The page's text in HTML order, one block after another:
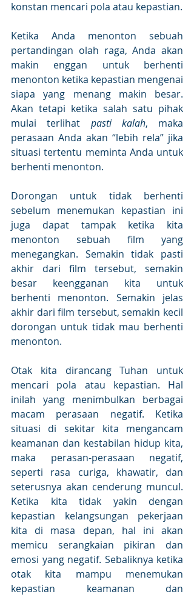
konstan mencari pola atau kepastian.
Ketika Anda menonton sebuah
pertandingan olah raga, Anda akan
makin enggan untuk berhenti
menonton ketika kepastian mengenai
siapa yang menang makin besar.
Akan tetapi ketika salah satu pihak
mulai terlihat pasti kalah, maka
perasaan Anda akan “lebih rela” jika
situasi tertentu meminta Anda untuk
berhenti menonton.
Dorongan untuk tidak berhenti
sebelum menemukan kepastian ini
juga dapat tampak ketika kita
menonton sebuah film yang
menegangkan. Semakin tidak pasti
akhir dari film tersebut, semakin
besar keengganan kita untuk
berhenti menonton. Semakin jelas
akhir dari film tersebut, semakin kecil
dorongan untuk tidak mau berhenti
menonton.
Otak kita dirancang Tuhan untuk
mencari pola atau kepastian. Hal
inilah yang menimbulkan berbagai
macam perasaan negatif. Ketika
situasi di sekitar kita mengancam
keamanan dan kestabilan hidup kita,
maka perasan-perasaan negatif,
seperti rasa curiga, khawatir, dan
seterusnya akan cenderung muncul.
Ketika kita tidak yakin dengan
kepastian kelangsungan pekerjaan
kita di masa depan, hal ini akan
memicu serangkaian pikiran dan
emosi yang negatif. Sebaliknya ketika
otak kita mampu menemukan
kepastian keamanan dan